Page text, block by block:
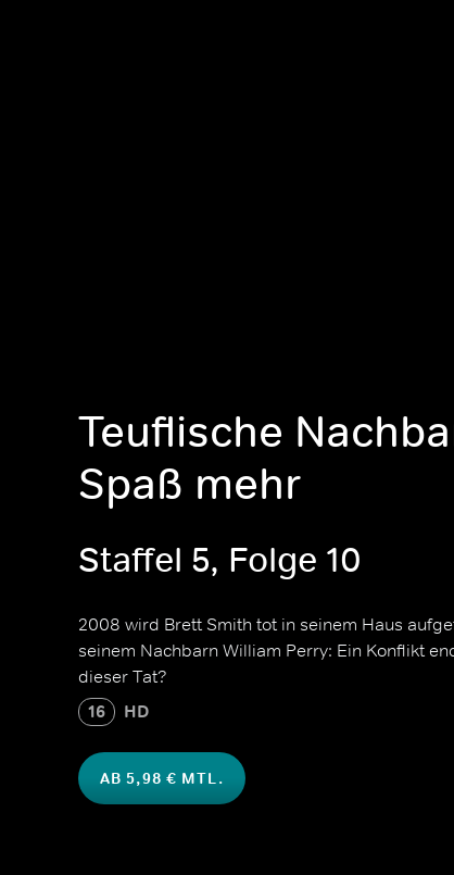
Teuflische
Spaß mehr
Staffel 5, Folge 10
2008 wird Brett Smith tot in seinem Haus
seinem Nachbarn William Perry: Ein Konflikt
dieser Tat?
16 HD
AB 5,98 € MTL.